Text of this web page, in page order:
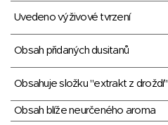
Uvedeno výživové tvrzení
Obsah přidaných dusitanů
Obsahuje složku "extrakt z droždí"
Obsah blíže neurčeného aroma